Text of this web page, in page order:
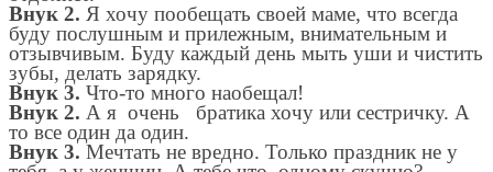
Внук 2. Я хочу пообещать своей маме, что всегда
буду послушным и прилежным, внимательным и
отзывчивым. Буду каждый день мыть уши и чистить
зубы, делать зарядку.
Внук 3. Что-то много наобещал!
Внук 2. А я очень братика хочу или сестричку. А
то все один да один.
Внук 3. Мечтать не вредно. Только праздник не у